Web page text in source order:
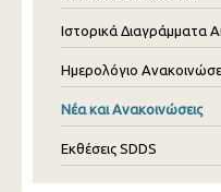
Ιστορικά
Ημερολόγιο
Νέα και Ανακοινώσεις
Εκθέσεις SDDS